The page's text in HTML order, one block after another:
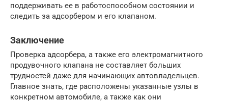
поддерживать ее в работоспособном состоянии и
следить за адсорбером и его клапаном.
Заключение
Проверка адсорбера, а также его электромагнитного
продувочного клапана не составляет больших
трудностей даже для начинающих автовладельцев.
Главное знать, где расположены указанные узлы в
конкретном автомобиле, а также как они